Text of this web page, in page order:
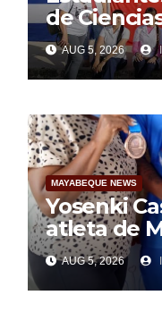
de
pesquisa
AUG 5, 2026
MAYABEQUE NEWS
Yosenki
atleta de
subir al
AUG 5, 2026